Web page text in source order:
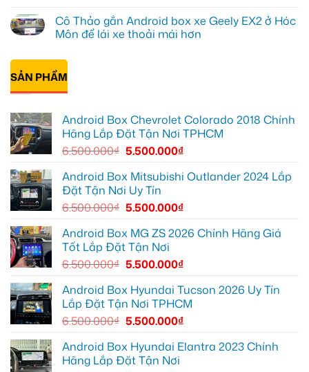
12
để
ghi
cung
đường
EX2
tại
Quận
xem
Youtube
lắp
Android
box
EX2
tại
Quận
Gò
xem
YouTube
dẫn
đường
bình
luận
ở
Android
box
xe
tại
Quận
nâng
trải
nghiệm
lái
Cô Thảo gắn Android box xe Geely EX2 ở Hóc
Môn để lái xe thoải mái hơn
có
bình
luận
ở
Cô
Android
box
Geely
EX2
Hóc
Môn
để
mái
hơn
SẢN PHẨM
Android Box Chevrolet Colorado 2018 Chính
Hãng Lắp Đặt Tận Nơi TPHCM
6.500.000₫ 5.500.000₫
Android Box Mitsubishi Outlander 2024 Lắp
Đặt Tận Nơi Uy Tín
6.500.000₫ 5.500.000₫
Android Box MG ZS 2026 Chính Hãng Giá
Tốt Lắp Đặt Tận Nơi
6.500.000₫ 5.500.000₫
Android Box Hyundai Tucson 2026 Uy Tín
Lắp Đặt Tận Nơi TPHCM
6.500.000₫ 5.500.000₫
Android Box Hyundai Elantra 2023 Chính
Hãng Lắp Đặt Tận Nơi